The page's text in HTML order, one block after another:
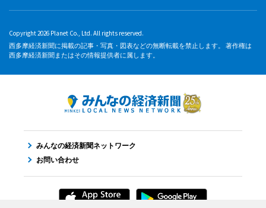
Copyright 2026 Planet Co., Ltd. All rights reserved.
西多摩経済新聞に掲載の記事・写真・図表などの無断転載を禁止します。 著作権は
西多摩経済新聞またはその情報提供者に属します。
みんなの経済新聞ネットワーク
お問い合わせ